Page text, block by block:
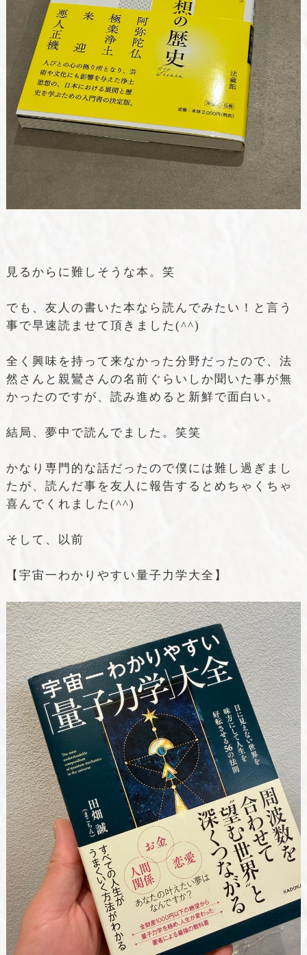
見るからに難しそうな本。笑
でも、友人の書いた本なら読んでみたい！と言う
事で早速読ませて頂きました(^^)
全く興味を持って来なかった分野だったので、法
然さんと親鸞さんの名前ぐらいしか聞いた事が無
かったのですが、読み進めると新鮮で面白い。
結局、夢中で読んでました。笑笑
かなり専門的な話だったので僕には難し過ぎまし
たが、読んだ事を友人に報告するとめちゃくちゃ
喜んでくれました(^^)
そして、以前
【宇宙一わかりやすい量子力学大全】